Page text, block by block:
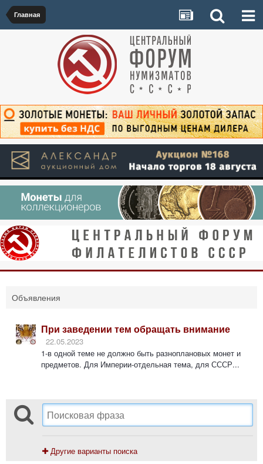
Главная
Объявления
При заведении тем обращать внимание
22.05.2023
1-в одной теме не должно быть разноплановых монет и
предметов. Для Империи-отдельная тема, для СССР...
Другие варианты поиска